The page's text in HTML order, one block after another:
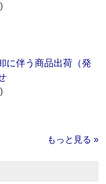
に伴う商品出荷（発
もっと見る »